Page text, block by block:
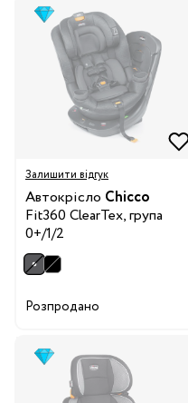
Залишити відгук
Автокрісло Chicco
Fit360 ClearTex, група
0+/1/2
Розпродано